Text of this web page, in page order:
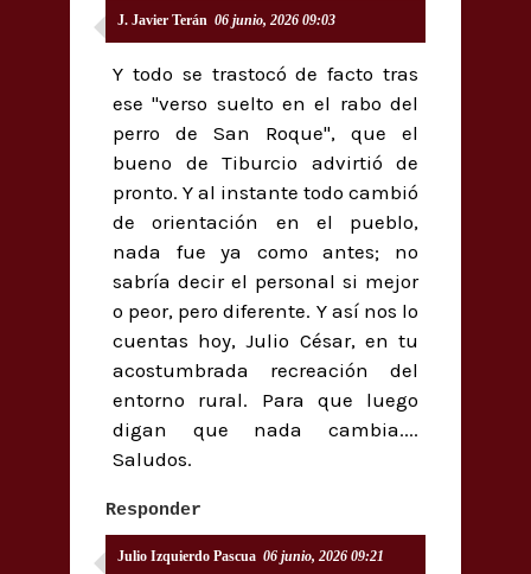
J. Javier Terán 06 junio, 2026 09:03
Y todo se trastocó de facto tras
ese "verso suelto en el rabo del
perro de San Roque", que el
bueno de Tiburcio advirtió de
pronto. Y al instante todo cambió
de orientación en el pueblo,
nada fue ya como antes; no
sabría decir el personal si mejor
o peor, pero diferente. Y así nos lo
cuentas hoy, Julio César, en tu
acostumbrada recreación del
entorno rural. Para que luego
digan que nada cambia....
Saludos.
Responder
Julio Izquierdo Pascua 06 junio, 2026 09:21